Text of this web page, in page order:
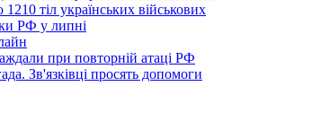
тіл українських військових
РФ у липні
при повторній атаці РФ
Зв'язківці просять допомоги